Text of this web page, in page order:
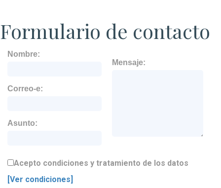
Formulario de contacto
Nombre:
Correo-e:
Asunto:
Mensaje:
Acepto condiciones y tratamiento de los datos
[Ver condiciones]